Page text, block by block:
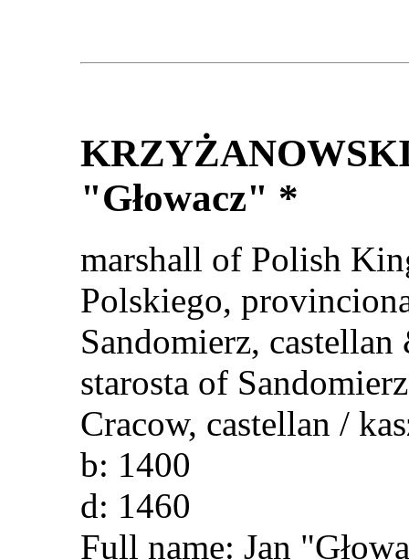
"Głowacz" *
marshall of Polish
Polskiego,
Sandomierz,
starosta of
Cracow, castellan /
b: 1400
d: 1460
Full name: Jan